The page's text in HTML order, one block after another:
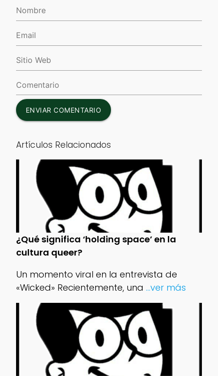
ENVIAR COMENTARIO
Artículos Relacionados
¿Qué significa ‘holding space’ en la
cultura queer?
Un momento viral en la entrevista de
«Wicked» Recientemente, una ...ver más